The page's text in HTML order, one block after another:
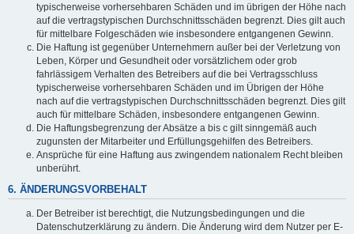
typischerweise vorhersehbaren Schäden und im übrigen der Höhe nach
auf die vertragstypischen Durchschnittsschäden begrenzt. Dies gilt auch
für mittelbare Folgeschäden wie insbesondere entgangenen Gewinn.
Die Haftung ist gegenüber Unternehmern außer bei der Verletzung von
Leben, Körper und Gesundheit oder vorsätzlichem oder grob
fahrlässigem Verhalten des Betreibers auf die bei Vertragsschluss
typischerweise vorhersehbaren Schäden und im Übrigen der Höhe
nach auf die vertragstypischen Durchschnittsschäden begrenzt. Dies gilt
auch für mittelbare Schäden, insbesondere entgangenen Gewinn.
Die Haftungsbegrenzung der Absätze a bis c gilt sinngemäß auch
zugunsten der Mitarbeiter und Erfüllungsgehilfen des Betreibers.
Ansprüche für eine Haftung aus zwingendem nationalem Recht bleiben
unberührt.
6. ÄNDERUNGSVORBEHALT
Der Betreiber ist berechtigt, die Nutzungsbedingungen und die
Datenschutzerklärung zu ändern. Die Änderung wird dem Nutzer per E-